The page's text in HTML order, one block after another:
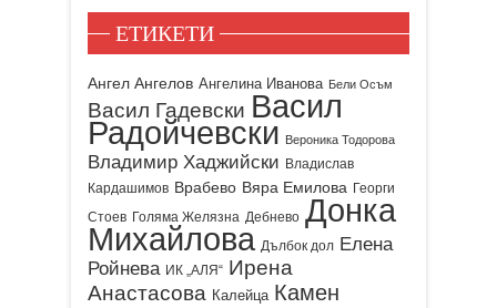
ЕТИКЕТИ
Ангел Ангелов Ангелина Иванова Бели Осъм
Васил Гадевски Васил
Радойчевски Вероника Тодорова
Владимир Хаджийски Владислав
Кардашимов Врабево Вяра Емилова Георги
Стоев Голяма Желязна Дебнево Донка
Михайлова Дълбок дол Елена
Ройнева ИК „АЛЯ“ Ирена
Анастасова Калейца Камен